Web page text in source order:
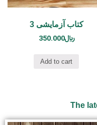
کتاب آزمایشی 3
﷼350.000
Add to cart
The